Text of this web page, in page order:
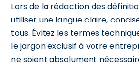
Lors de la rédaction des
utiliser une langue claire,
tous. Évitez les termes
le jargon exclusif à votre
ne soient absolument